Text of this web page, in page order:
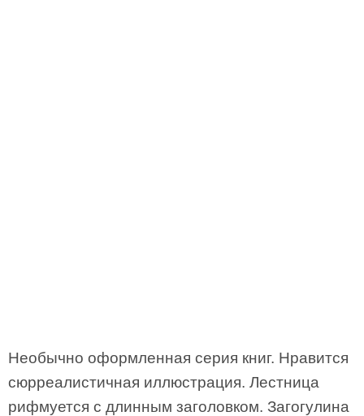
Необычно оформленная серия книг. Нравится
сюрреалистичная иллюстрация. Лестница
рифмуется с длинным заголовком. Загогулина